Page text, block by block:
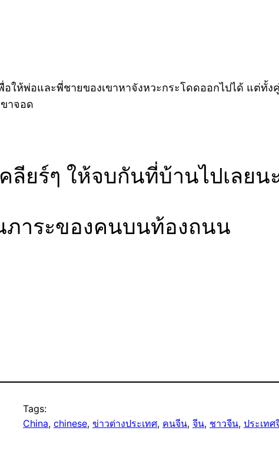
ให้พ่อและพี่ชายของเขาหาจังหวะกระโดดออกไปได้ แต่ทั้
าจอด
ลียร์ๆ ให้จบกันที่บ้านไปเลยนะ
ภาระของคนบนท้องถนน
Tags:
China, chinese, ข่าวต่างประเทศ, คนจีน, จีน, ชาวจีน, ประเทศ